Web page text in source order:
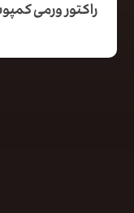
راکتور ورمی